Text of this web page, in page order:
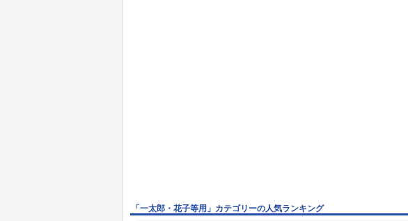
「一太郎・花子等用」カテゴリーの人気ランキング